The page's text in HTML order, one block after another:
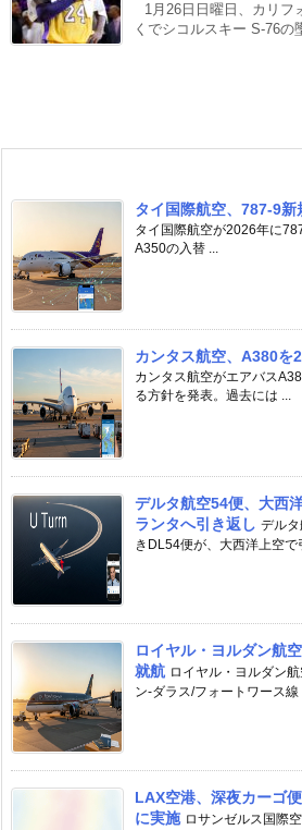
1月26日日曜日、カリフ
くでシコルスキー S-76の
タイ国際航空、787-9
タイ国際航空が2026年に
A350の入替 ...
カンタス航空、A380を
カンタス航空がエアバス
る方針を発表。過去には ...
デルタ航空54便、大西
ランタへ引き返し デル
きDL54便が、大西洋上空
ロイヤル・ヨルダン航
就航 ロイヤル・ヨルダン
ン-ダラス/フォートワース線
LAX空港、深夜カーゴ
に実施 ロサンゼルス国際